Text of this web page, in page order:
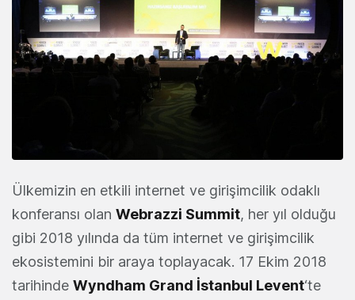
Ülkemizin en etkili internet ve girişimcilik odaklı
konferansı olan Webrazzi Summit, her yıl olduğu
gibi 2018 yılında da tüm internet ve girişimcilik
ekosistemini bir araya toplayacak. 17 Ekim 2018
tarihinde Wyndham Grand İstanbul Levent‘te